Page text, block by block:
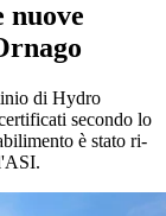
di Hydro
secondo lo
è stato ri-